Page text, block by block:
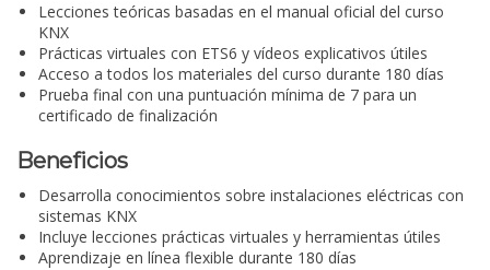
Lecciones teóricas basadas en el manual oficial del curso
KNX
Prácticas virtuales con ETS6 y vídeos explicativos útiles
Acceso a todos los materiales del curso durante 180 días
Prueba final con una puntuación mínima de 7 para un
certificado de finalización
Beneficios
Desarrolla conocimientos sobre instalaciones eléctricas con
sistemas KNX
Incluye lecciones prácticas virtuales y herramientas útiles
Aprendizaje en línea flexible durante 180 días